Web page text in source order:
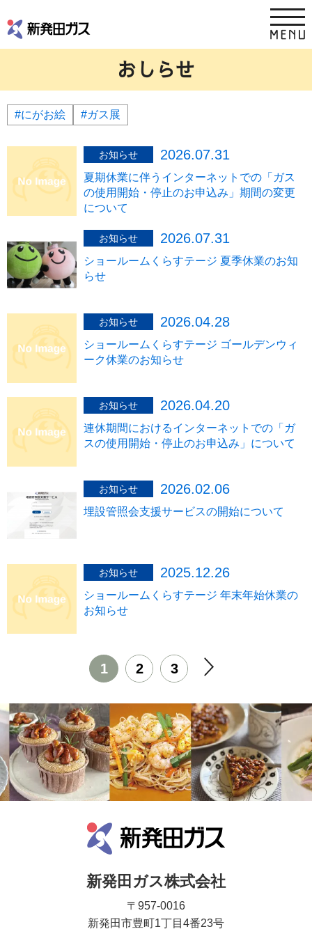
おしらせ
#にがお絵 #ガス展
お知らせ 2026.07.31
夏期休業に伴うインターネットでの「ガス
の使用開始・停止のお申込み」期間の変更
について
お知らせ 2026.07.31
ショールームくらすテージ 夏季休業のお知
らせ
お知らせ 2026.04.28
ショールームくらすテージ ゴールデンウィ
ーク休業のお知らせ
お知らせ 2026.04.20
連休期間におけるインターネットでの「ガ
スの使用開始・停止のお申込み」について
お知らせ 2026.02.06
埋設管照会支援サービスの開始について
お知らせ 2025.12.26
ショールームくらすテージ 年末年始休業の
お知らせ
1 2 3
新発田ガス株式会社
〒957-0016
新発田市豊町1丁目4番23号